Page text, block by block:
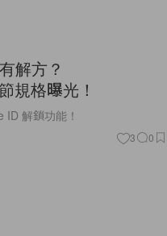
解方？
規格曝光！
解鎖功能！
3 0